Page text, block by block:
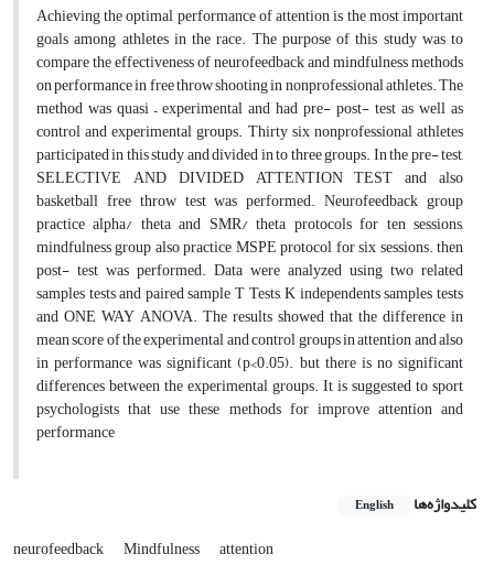
Achieving the optimal performance of attention is the most important
goals among athletes in the race. The purpose of this study was to
compare the effectiveness of neurofeedback and mindfulness methods
on performance in free throw shooting in nonprofessional athletes. The
method was quasi – experimental and had pre- post- test as well as
control and experimental groups. Thirty six nonprofessional athletes
participated in this study and divided in to three groups. In the pre- test,
SELECTIVE AND DIVIDED ATTENTION TEST and also
basketball free throw test was performed. Neurofeedback group
practice alpha/ theta and SMR/ theta protocols for ten sessions,
mindfulness group also practice MSPE protocol for six sessions. then
post- test was performed. Data were analyzed using two related
samples tests and paired sample T Tests, K independents samples tests
and ONE WAY ANOVA. The results showed that the difference in
mean score of the experimental and control groups in attention and also
in performance was significant (p<0.05). but there is no significant
differences between the experimental groups. It is suggested to sport
psychologists that use these methods for improve attention and
performance
کلیدواژه‌ها English
neurofeedback Mindfulness attention